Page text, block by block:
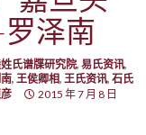
泽南
氏谱牒研究院, 易氏资讯,
, 王侯卿相, 王氏资讯, 石氏
2015 年 7 月 8 日